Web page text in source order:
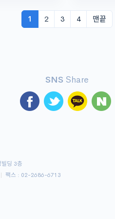
1 2 3 4 맨끝
SNS Share
딩 3층
팩스 : 02-2686-6713